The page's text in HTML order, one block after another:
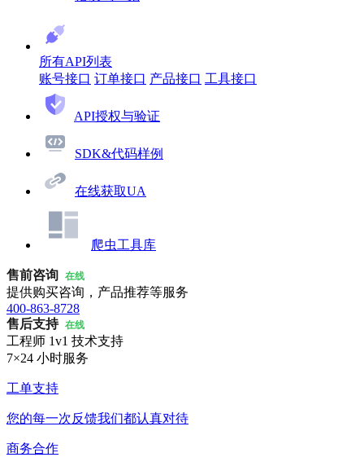
所有API列表
账号接口 订单接口 产品接口 工具接口
API授权与验证
SDK&代码样例
在线获取UA
爬虫工具库
售前咨询 在线
提供购买咨询，产品推荐等服务
400-863-8728
售后支持 在线
工程师 1v1 技术支持
7×24 小时服务
工单支持
您的每一次反馈我们都认真对待
商务合作